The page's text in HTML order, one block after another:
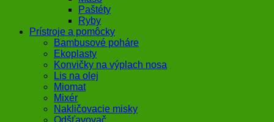
Paštéty
Ryby
Prístroje a pomôcky
Bambusové poháre
Ekoplasty
Konvičky na výplach nosa
Lis na olej
Miomat
Mixér
Nakličovacie misky
Odšťavovač